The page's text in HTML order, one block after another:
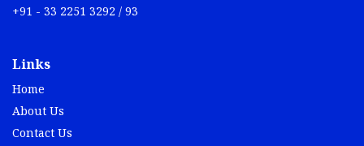
+91 - 33 2251 3292 / 93
Links
Home
About Us
Contact Us